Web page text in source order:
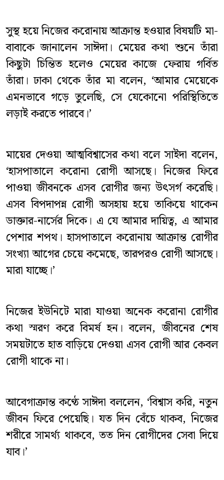
সুস্থ হয়ে নিজের করোনায় আক্রান্ত হওয়ার বিষয়টি মা-
বাবাকে জানালেন সাঈদা। মেয়ের কথা শুনে তাঁরা
কিছুটা চিন্তিত হলেও মেয়ের কাজে ফেরায় গর্বিত
তাঁরা। ঢাকা থেকে তাঁর মা বলেন, ‘আমার মেয়েকে
এমনভাবে গড়ে তুলেছি, সে যেকোনো পরিস্থিতিতে
লড়াই করতে পারবে।’
মায়ের দেওয়া আত্মবিশ্বাসের কথা বলে সাইদা বলেন,
‘হাসপাতালে করোনা রোগী আসছে। নিজের ফিরে
পাওয়া জীবনকে এসব রোগীর জন্য উৎসর্গ করেছি।
এসব বিপদাপন্ন রোগী অসহায় হয়ে তাকিয়ে থাকেন
ডাক্তার-নার্সের দিকে। এ যে আমার দায়িত্ব, এ আমার
পেশার শপথ। হাসপাতালে করোনায় আক্রান্ত রোগীর
সংখ্যা আগের চেয়ে কমেছে, তারপরও রোগী আসছে।
মারা যাচ্ছে।’
নিজের ইউনিটে মারা যাওয়া অনেক করোনা রোগীর
কথা স্মরণ করে বিমর্ষ হন। বলেন, জীবনের শেষ
সময়টাতে হাত বাড়িয়ে দেওয়া এসব রোগী আর কেবল
রোগী থাকে না।
আবেগাক্রান্ত কণ্ঠে সাঈদা বললেন, ‘বিশ্বাস করি, নতুন
জীবন ফিরে পেয়েছি। যত দিন বেঁচে থাকব, নিজের
শরীরে সামর্থ্য থাকবে, তত দিন রোগীদের সেবা দিয়ে
যাব।’